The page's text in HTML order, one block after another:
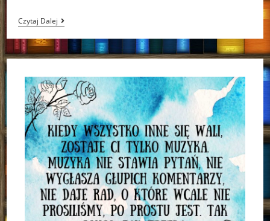
Czytaj DalejPowróćmy
Do
Siebie
Corinne
Michaels